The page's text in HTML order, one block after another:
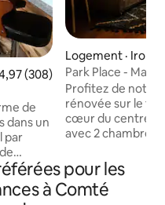
moyenne de 4,97 sur 5,
(308)
de
dans un
par
Logement ·
Park Place -
centre-ville
Profitez de notre
rénovée sur le
cœur du centre-
avec 2 chambres
bain avec une
point de départ
locale. Sentiers
pour les
à Comté